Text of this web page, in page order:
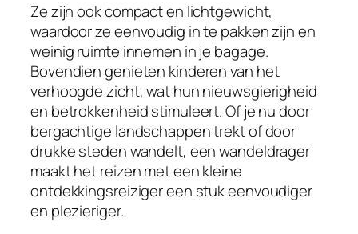
Ze zijn ook compact en lichtgewicht,
waardoor ze eenvoudig in te pakken zijn en
weinig ruimte innemen in je bagage.
Bovendien genieten kinderen van het
verhoogde zicht, wat hun nieuwsgierigheid
en betrokkenheid stimuleert. Of je nu door
bergachtige landschappen trekt of door
drukke steden wandelt, een wandeldrager
maakt het reizen met een kleine
ontdekkingsreiziger een stuk eenvoudiger
en plezieriger.